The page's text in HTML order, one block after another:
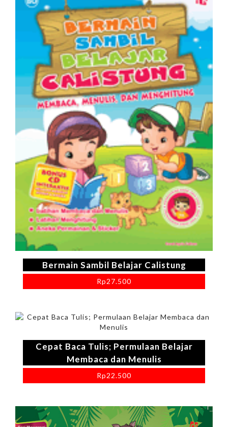
Bermain Sambil Belajar Calistung
Rp27.500
Cepat Baca Tulis; Permulaan Belajar
Membaca dan Menulis
Rp22.500